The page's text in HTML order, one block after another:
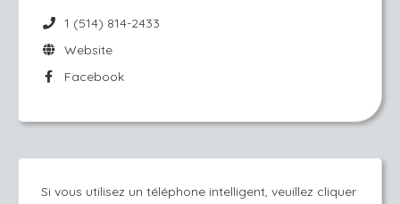
1 (514) 814-2433
Website
Facebook
Si vous utilisez un téléphone intelligent, veuillez cliquer